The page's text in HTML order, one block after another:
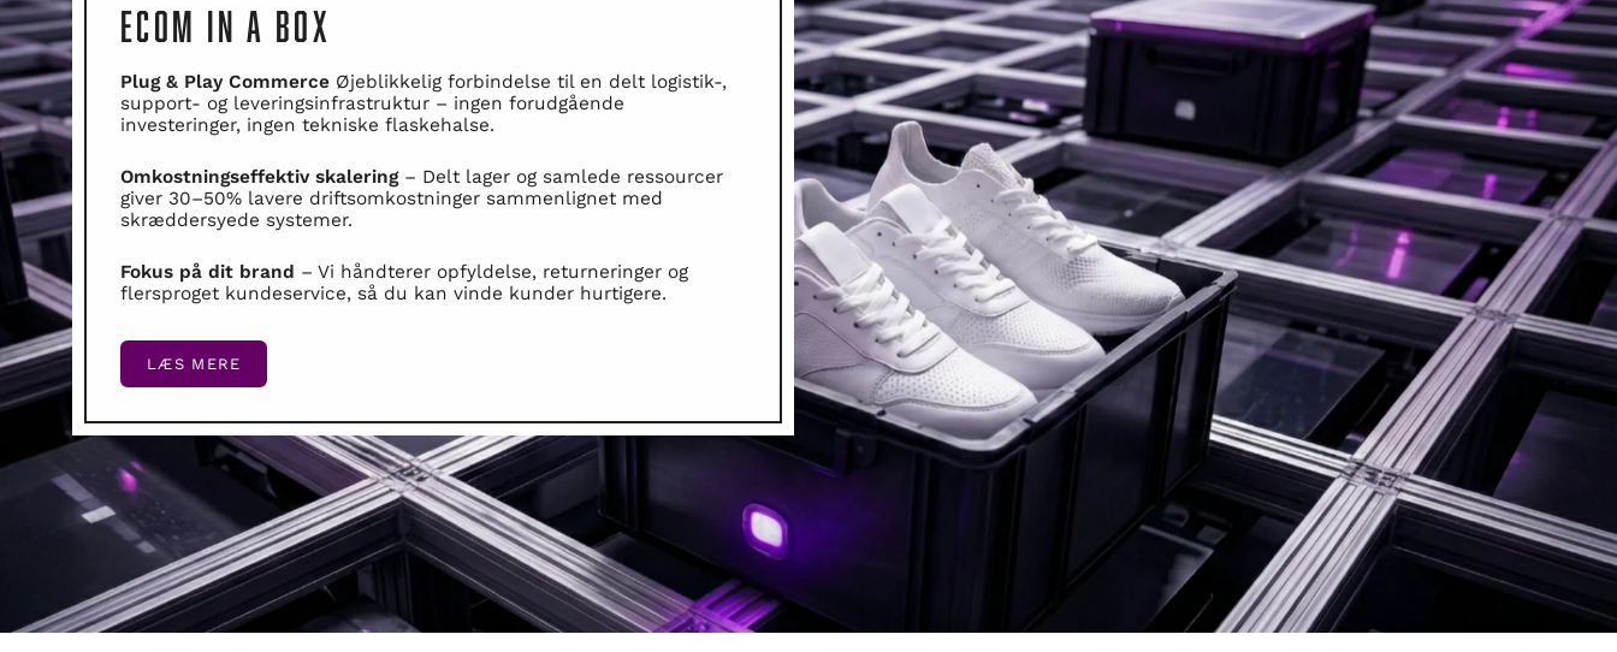
ECOM IN A BOX
Plug & Play Commerce Øjeblikkelig forbindelse til en delt logistik-,
support- og leveringsinfrastruktur – ingen forudgående
investeringer, ingen tekniske flaskehalse.
Omkostningseffektiv skalering– Delt lager og samlede ressourcer
giver 30–50% lavere driftsomkostninger sammenlignet med
skræddersyede systemer.
Fokus på dit brand – Vi håndterer opfyldelse, returneringer og
flersproget kundeservice, så du kan vinde kunder hurtigere.
LÆS MERE